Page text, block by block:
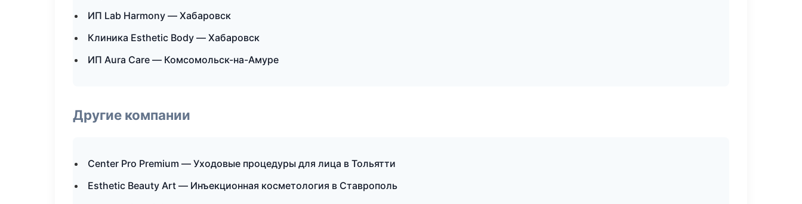
ИП Lab Harmony — Хабаровск
Клиника Esthetic Body — Хабаровск
ИП Aura Care — Комсомольск-на-Амуре
Другие компании
Center Pro Premium — Уходовые процедуры для лица в Тольятти
Esthetic Beauty Art — Инъекционная косметология в Ставрополь